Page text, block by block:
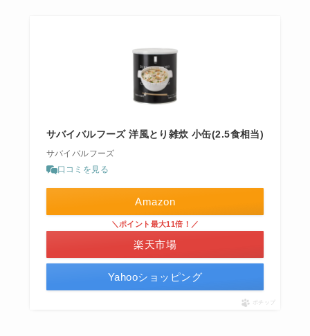
サバイバルフーズ 洋風とり雑炊 小缶(2.5食相当)
サバイバルフーズ
口コミを見る
Amazon
＼ポイント最大11倍！／
楽天市場
Yahooショッピング
ポチップ